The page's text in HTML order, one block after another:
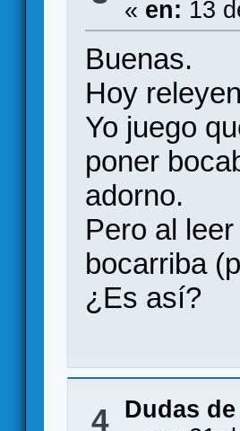
« en: 13
Buenas.
Hoy
Yo juego
poner
adorno.
Pero al
bocarriba
¿Es así?
4 Dudas